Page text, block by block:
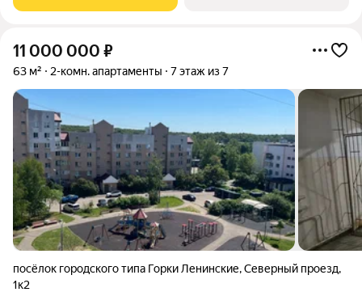
11 000 000 ₽
63 м² 2-комн. апартаменты 7 этаж из 7
посёлок городского типа Горки Ленинские,Северный проезд,
1к2